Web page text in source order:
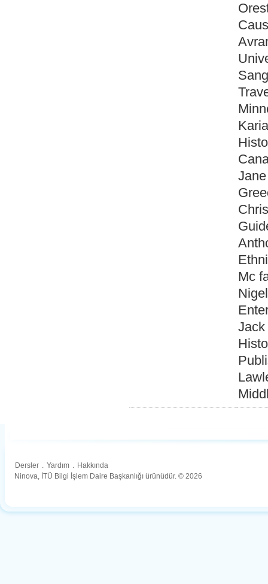
Mc
Jack
Dersler . Yardım . Hakkında
Ninova, İTÜ Bilgi İşlem Daire Başkanlığı ürünüdür. © 2026